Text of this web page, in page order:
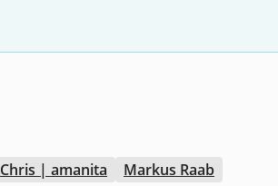
Chris | amanita Markus Raab